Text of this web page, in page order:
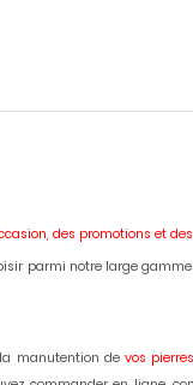
des promotions et
parmi notre large
manutention de vos